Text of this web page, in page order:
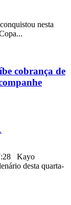
nesta
cobrança de
Kayo
desta quarta-